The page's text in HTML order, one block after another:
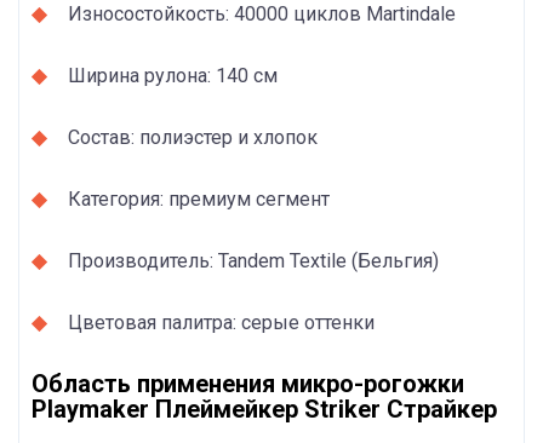
Износостойкость: 40000 циклов Martindale
Ширина рулона: 140 см
Состав: полиэстер и хлопок
Категория: премиум сегмент
Производитель: Tandem Textile (Бельгия)
Цветовая палитра: серые оттенки
Область применения микро-рогожки
Playmaker Плеймейкер Striker Страйкер